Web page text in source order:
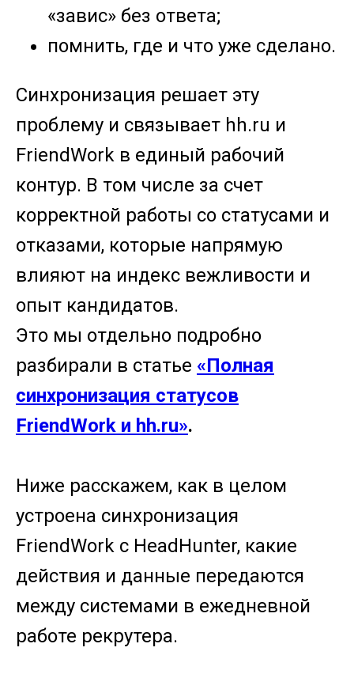
«завис» без ответа;
помнить, где и что уже сделано.
Синхронизация решает эту
проблему и связывает hh.ru и
FriendWork в единый рабочий
контур. В том числе за счет
корректной работы со статусами и
отказами, которые напрямую
влияют на индекс вежливости и
опыт кандидатов.
Это мы отдельно подробно
разбирали в статье «Полная
синхронизация статусов
FriendWork и hh.ru».
Ниже расскажем, как в целом
устроена синхронизация
FriendWork с HeadHunter, какие
действия и данные передаются
между системами в ежедневной
работе рекрутера.